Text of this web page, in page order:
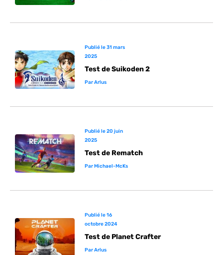
Publié le31 mars
2025
Test de Suikoden 2
ParArlus
Publié le20 juin
2025
Test de Rematch
ParMichael-McKs
Publié le16
octobre 2024
Test de Planet Crafter
ParArlus